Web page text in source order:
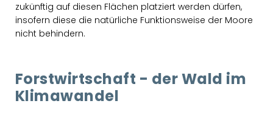
zukünftig auf diesen Flächen platziert werden dürfen,
insofern diese die natürliche Funktionsweise der Moore
nicht behindern.
Forstwirtschaft - der Wald im
Klimawandel